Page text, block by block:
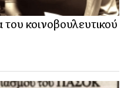
κοινοβουλευτικού